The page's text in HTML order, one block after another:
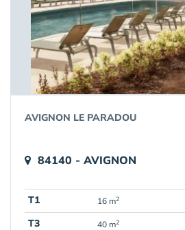
AVIGNON LE PARADOU
84140 - AVIGNON
T1 16 m2
T3
40 m2